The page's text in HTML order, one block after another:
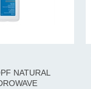
NATURAL